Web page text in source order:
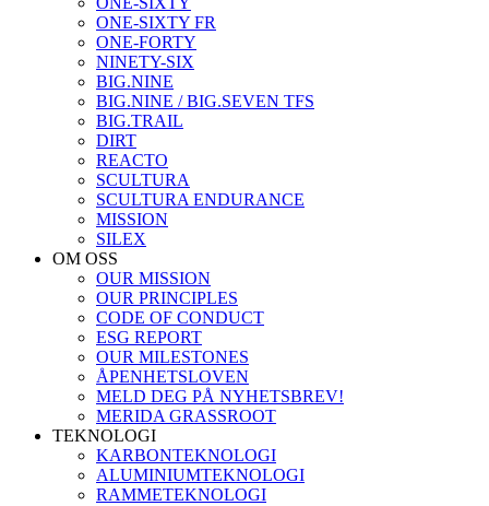
ONE-SIXTY FR
ONE-FORTY
NINETY-SIX
BIG.NINE
BIG.NINE / BIG.SEVEN TFS
BIG.TRAIL
DIRT
REACTO
SCULTURA
SCULTURA ENDURANCE
MISSION
SILEX
OM OSS
OUR MISSION
OUR PRINCIPLES
CODE OF CONDUCT
ESG REPORT
OUR MILESTONES
ÅPENHETSLOVEN
MELD DEG PÅ NYHETSBREV!
MERIDA GRASSROOT
TEKNOLOGI
KARBONTEKNOLOGI
ALUMINIUMTEKNOLOGI
RAMMETEKNOLOGI